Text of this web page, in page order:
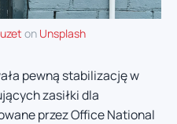
on Unsplash
pewną stabilizację w
zasiłki dla
przez Office National